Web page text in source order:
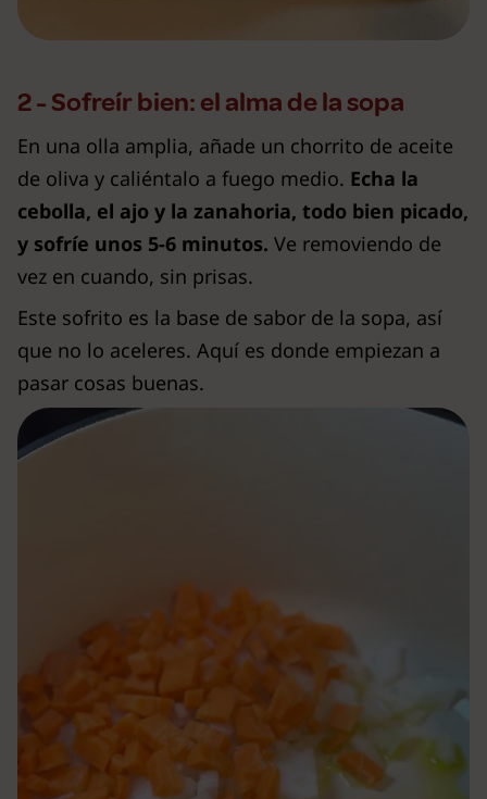
2 - Sofreír bien: el alma de la sopa
En una olla amplia, añade un chorrito de aceite
de oliva y caliéntalo a fuego medio. Echa la
cebolla, el ajo y la zanahoria, todo bien picado,
y sofríe unos 5-6 minutos. Ve removiendo de
vez en cuando, sin prisas.
Este sofrito es la base de sabor de la sopa, así
que no lo aceleres. Aquí es donde empiezan a
pasar cosas buenas.